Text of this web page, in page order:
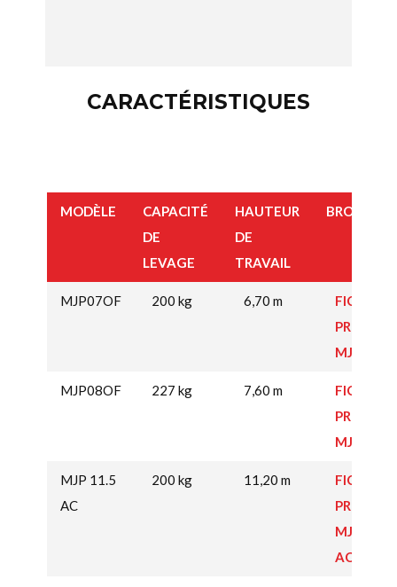
CARACTÉRISTIQUES
MODÈLE
CAPACITÉ
DE
LEVAGE
HAUTEUR
DE
TRAVAIL
MJP07OF 200 kg 6,70 m
FICHE
PRODUIT
MJP07OF
MJP08OF 227 kg 7,60 m
FICHE
PRODUIT
MJP08OF
MJP 11.5
AC
200 kg 11,20 m
FICHE
PRODUIT
MJP 11.5
AC